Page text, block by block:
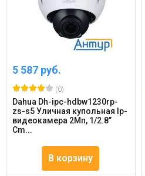
5 587 руб.
(0)
Dahua Dh-ipc-hdbw1230rp-
zs-s5 Уличная купольная Ip-
видеокамера 2Мп, 1/2.8”
Cm...
В корзину